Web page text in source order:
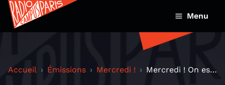
Menu
Accueil Émissions Mercredi ! Mercredi ! On est toujours le jeune ou le vieux de...